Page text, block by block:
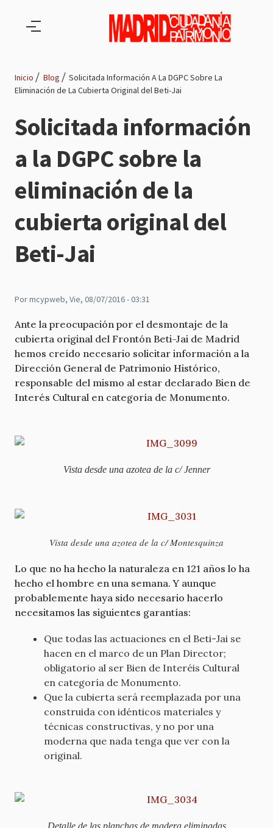
de
navegación
Inicio Blog
Solicitada Información A La DGPC Sobre La
Eliminación de La Cubierta Original del Beti-Jai
Solicitada información
a la DGPC sobre la
eliminación de la
cubierta original del
Beti-Jai
Pormcypweb, Vie, 08/07/2016 - 03:31
Ante la preocupación por el desmontaje de la
cubierta original del Frontón Beti-Jai de Madrid
hemos creído necesario solicitar información a la
Dirección General de Patrimonio Histórico,
responsable del mismo al estar declarado Bien de
Interés Cultural en categoría de Monumento.
Vista desde una azotea de la c/ Jenner
Vista desde una azotea de la c/ Montesquinza
Lo que no ha hecho la naturaleza en 121 años lo ha
hecho el hombre en una semana. Y aunque
probablemente haya sido necesario hacerlo
necesitamos las siguientes garantías:
Que todas las actuaciones en el Beti-Jai se
hacen en el marco de un Plan Director;
obligatorio al ser Bien de Interéis Cultural
en categoría de Monumento.
Que la cubierta será reemplazada por una
construida con idénticos materiales y
técnicas constructivas, y no por una
moderna que nada tenga que ver con la
original.